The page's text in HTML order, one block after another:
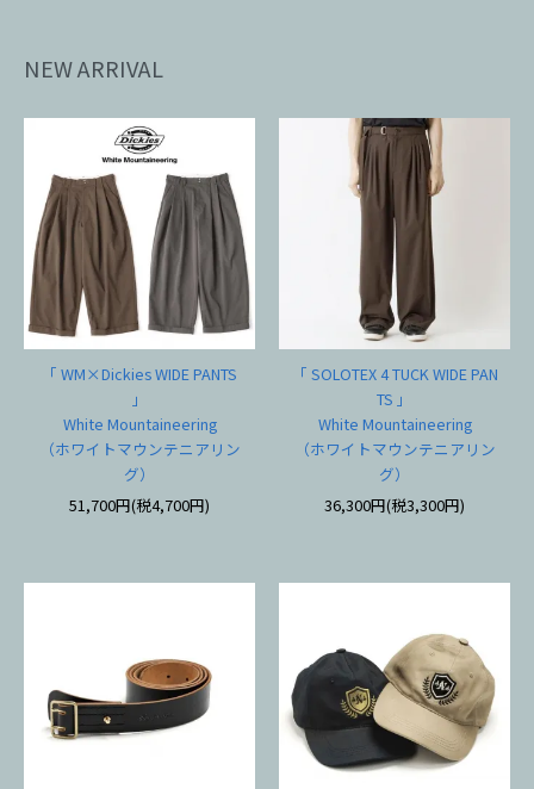
NEW ARRIVAL
「 WM×Dickies WIDE PANTS
」
White Mountaineering
（ホワイトマウンテニアリン
グ）
51,700円(税4,700円)
「 SOLOTEX 4 TUCK WIDE PAN
TS 」
White Mountaineering
（ホワイトマウンテニアリン
グ）
36,300円(税3,300円)